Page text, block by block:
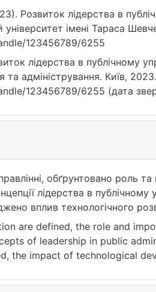
Розвиток лідерства в
університет імені Тараса
123456789/6255
лідерства в публічному
та адміністрування. Київ,
123456789/6255 (дата
обґрунтовано роль
лідерства в публічному
вплив технологічного
публічному управлінні.
стратегії та шляхи
are defined, the role and
of leadership in public
the impact of technological
is substantiated. Strategies